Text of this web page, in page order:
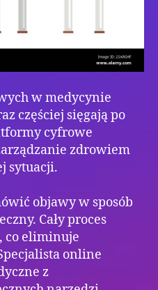
w medycynie
częściej sięgają po
cyfrowe
zdrowiem
sytuacji.
objawy w sposób
Cały proces
co eliminuje
online
z